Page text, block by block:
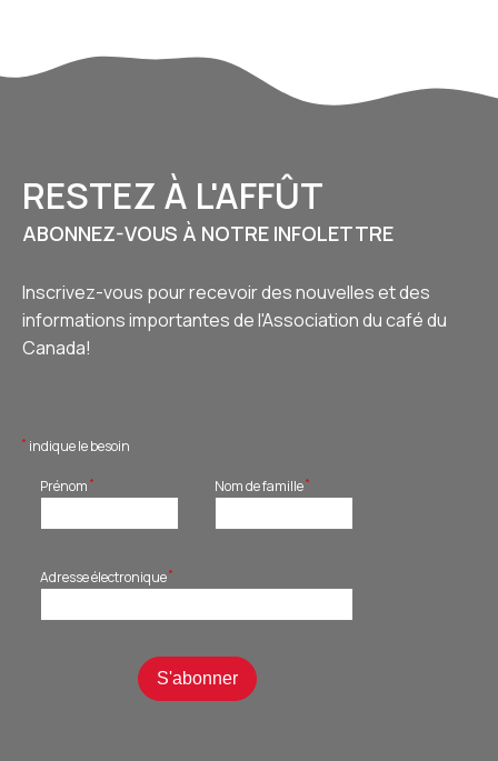
RESTEZ À L'AFFÛT
ABONNEZ-VOUS À NOTRE INFOLETTRE
Inscrivez-vous pour recevoir des nouvelles et des
informations importantes de l'Association du café du
Canada!
* indique le besoin
Prénom * Nom de famille*
Adresse électronique*